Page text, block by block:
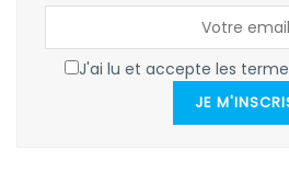
J'ai lu et accepte les
JE